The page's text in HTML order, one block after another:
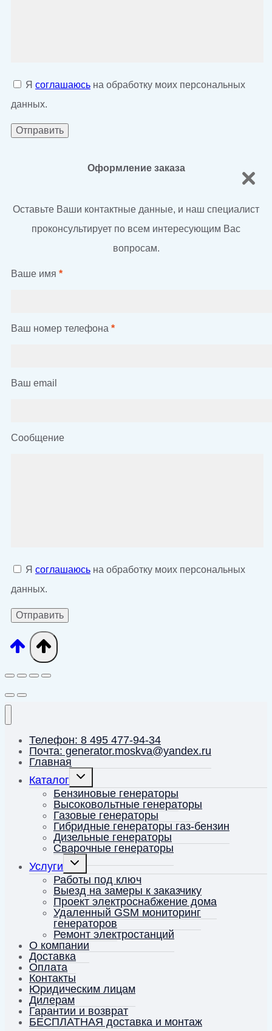
Я соглашаюсь на обработку моих персональных
данных.
Оформление заказа
Оставьте Ваши контактные данные, и наш специалист
проконсультирует по всем интересующим Вас
вопросам.
Ваше имя *
Ваш номер телефона *
Ваш email
Сообщение
Я соглашаюсь на обработку моих персональных
данных.
Телефон: 8 495 477-94-34
Почта: generator.moskva@yandex.ru
Главная
Каталог
Переключить
дочернее
меню
Бензиновые генераторы
Высоковольтные генераторы
Газовые генераторы
Гибридные генераторы газ-бензин
Дизельные генераторы
Сварочные генераторы
Услуги
Переключить
дочернее
меню
Работы под ключ
Выезд на замеры к заказчику
Проект электроснабжение дома
Удаленный GSM мониторинг
генераторов
Ремонт электростанций
О компании
Доставка
Оплата
Контакты
Юридическим лицам
Дилерам
Гарантии и возврат
БЕСПЛАТНАЯ доставка и монтаж